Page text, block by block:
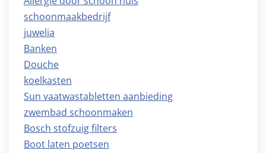
schoonmaakbedrijf
juwelia
Banken
Douche
koelkasten
Sun vaatwastabletten aanbieding
zwembad schoonmaken
Bosch stofzuig filters
Boot laten poetsen